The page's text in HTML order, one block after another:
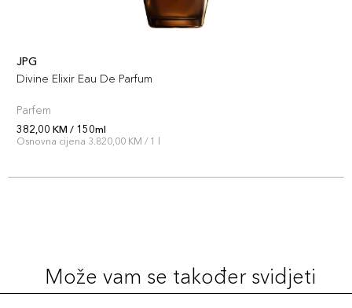
JPG
Divine Elixir Eau De Parfum
Parfem
382,00 KM / 150ml
Osnovna cijena 3.820,00 KM / 1 l
Može vam se također svidjeti